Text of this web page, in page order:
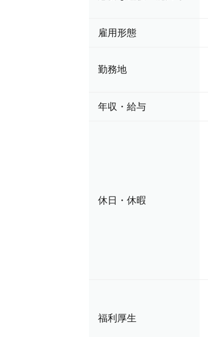
雇用形態
勤務地
年収・給与
休日・休暇
福利厚生